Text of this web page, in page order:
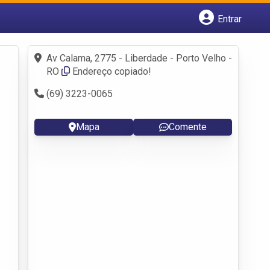
Entrar
Fazer login
Criar conta
Av Calama, 2775 - Liberdade - Porto Velho -
RO
Endereço copiado!
(69) 3223-0065
Mapa Comente